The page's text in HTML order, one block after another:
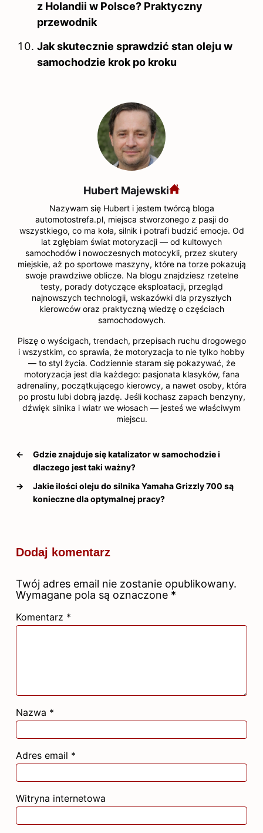
z Holandii w Polsce? Praktyczny
przewodnik
Jak skutecznie sprawdzić stan oleju w
samochodzie krok po kroku
Hubert Majewski
Nazywam się Hubert i jestem twórcą bloga
automotostrefa.pl, miejsca stworzonego z pasji do
wszystkiego, co ma koła, silnik i potrafi budzić emocje. Od
lat zgłębiam świat motoryzacji — od kultowych
samochodów i nowoczesnych motocykli, przez skutery
miejskie, aż po sportowe maszyny, które na torze pokazują
swoje prawdziwe oblicze. Na blogu znajdziesz rzetelne
testy, porady dotyczące eksploatacji, przegląd
najnowszych technologii, wskazówki dla przyszłych
kierowców oraz praktyczną wiedzę o częściach
samochodowych.
Piszę o wyścigach, trendach, przepisach ruchu drogowego
i wszystkim, co sprawia, że motoryzacja to nie tylko hobby
— to styl życia. Codziennie staram się pokazywać, że
motoryzacja jest dla każdego: pasjonata klasyków, fana
adrenaliny, początkującego kierowcy, a nawet osoby, która
po prostu lubi dobrą jazdę. Jeśli kochasz zapach benzyny,
dźwięk silnika i wiatr we włosach — jesteś we właściwym
miejscu.
←
Gdzie znajduje się katalizator w samochodzie i
dlaczego jest taki ważny?
→
Jakie ilości oleju do silnika Yamaha Grizzly 700 są
konieczne dla optymalnej pracy?
Dodaj komentarz
Twój adres email nie zostanie opublikowany.
Wymagane pola są oznaczone *
Komentarz *
Nazwa *
Adres email *
Witryna internetowa